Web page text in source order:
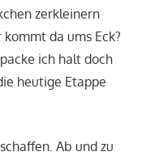
zerkleinern
da ums Eck?
ich halt doch
heutige Etappe
Ab und zu